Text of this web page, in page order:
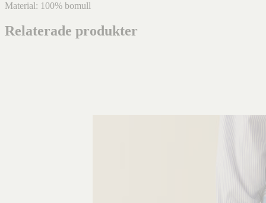
Material: 100% bomull
Relaterade produkter